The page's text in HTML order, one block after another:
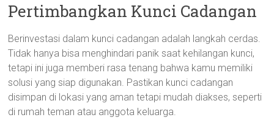
Pertimbangkan Kunci Cadangan
Berinvestasi dalam kunci cadangan adalah langkah cerdas.
Tidak hanya bisa menghindari panik saat kehilangan kunci,
tetapi ini juga memberi rasa tenang bahwa kamu memiliki
solusi yang siap digunakan. Pastikan kunci cadangan
disimpan di lokasi yang aman tetapi mudah diakses, seperti
di rumah teman atau anggota keluarga.